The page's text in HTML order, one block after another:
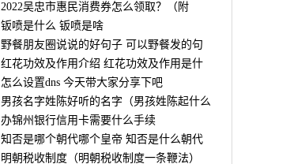
2022吴忠市惠民消费券怎么领取？（附
钣喷是什么 钣喷是啥
野餐朋友圈说说的好句子 可以野餐发的句
红花功效及作用介绍 红花功效及作用是什
怎么设置dns 今天带大家分享下吧
男孩名字姓陈好听的名字（男孩姓陈起什么
办锦州银行信用卡需要什么手续
知否是哪个朝代哪个皇帝 知否是什么朝代
明朝税收制度（明朝税收制度一条鞭法）